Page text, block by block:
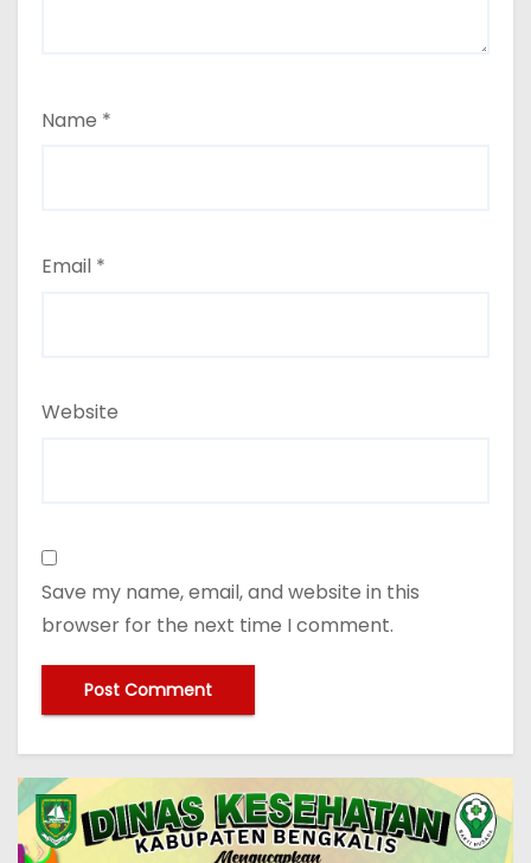
Name *
Email *
Website
Save my name, email, and website in this
browser for the next time I comment.